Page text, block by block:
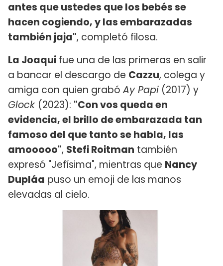
antes que ustedes que los bebés se
hacen cogiendo, y las embarazadas
también jaja", completó filosa.
La Joaqui fue una de las primeras en salir
a bancar el descargo de Cazzu, colega y
amiga con quien grabóAy Papi (2017) y
Glock (2023): "Con vos queda en
evidencia, el brillo de embarazada tan
famoso del que tanto se habla, las
amooooo", Stefi Roitman también
expresó "Jefísima", mientras que Nancy
Dupláa puso un emoji de las manos
elevadas al cielo.